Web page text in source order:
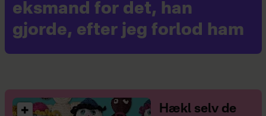
eksmand for det, han
gjorde, efter jeg forlod ham
Hækl selv de